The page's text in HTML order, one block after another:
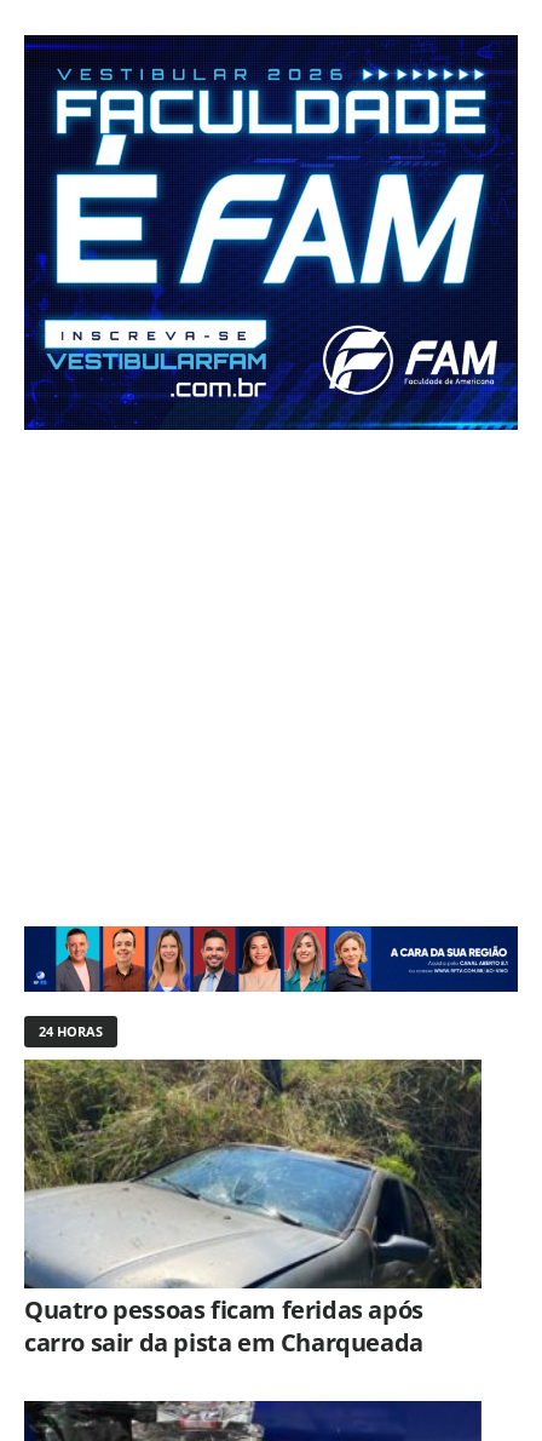
24 HORAS
Quatro pessoas ficam feridas após
carro sair da pista em Charqueada